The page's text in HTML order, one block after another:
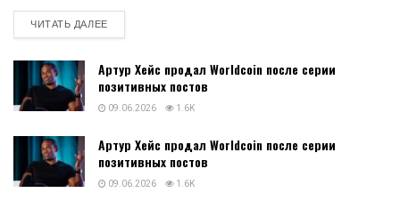
ЧИТАТЬ ДАЛЕЕDETAILS
Артур Хейс продал Worldcoin после серии
позитивных постов
09.06.2026 1.6K
Артур Хейс продал Worldcoin после серии
позитивных постов
09.06.2026 1.6K